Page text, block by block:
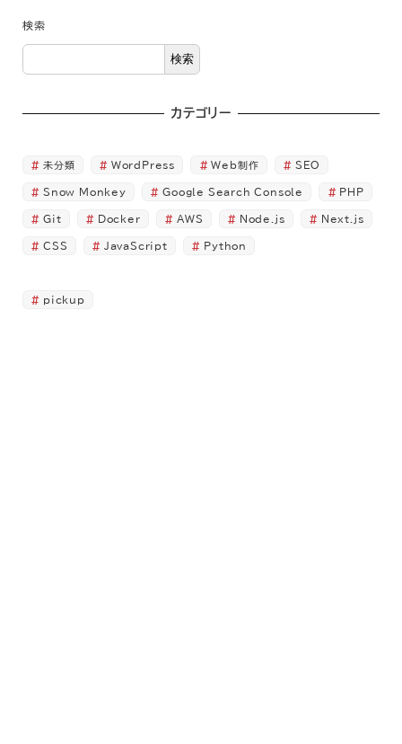
検索
検索
カテゴリー
未分類 WordPress Web制作 SEO
Snow Monkey Google Search Console PHP
Git Docker AWS Node.js Next.js
CSS JavaScript Python
pickup